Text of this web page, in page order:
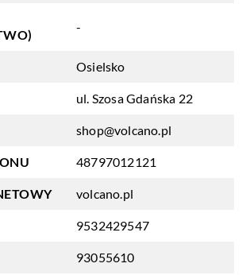
-
Osielsko
ul. Szosa Gdańska 22
shop@volcano.pl
48797012121
volcano.pl
9532429547
93055610